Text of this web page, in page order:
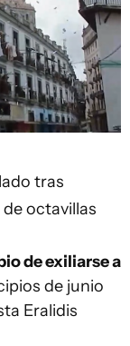
tras
octavillas
de exiliarse a
de junio
Eralidis